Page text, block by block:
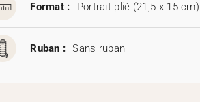
Format : Portrait plié (21,5 x 15 cm)
Ruban : Sans ruban